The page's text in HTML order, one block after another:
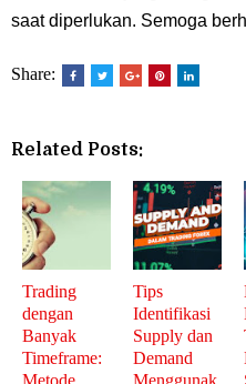
saat diperlukan. Semoga
Share:
Related Posts:
Trading
dengan
Banyak
Timeframe:
Metode
Tips
Identifikasi
Supply dan
Demand
Menggunak